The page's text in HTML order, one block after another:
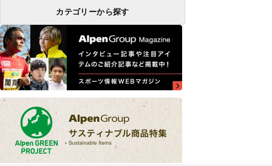
カテゴリーから探す